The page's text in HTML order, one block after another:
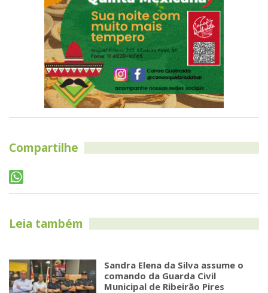
Compartilhe
Leia também
Sandra Elena da Silva assume o
comando da Guarda Civil
Municipal de Ribeirão Pires